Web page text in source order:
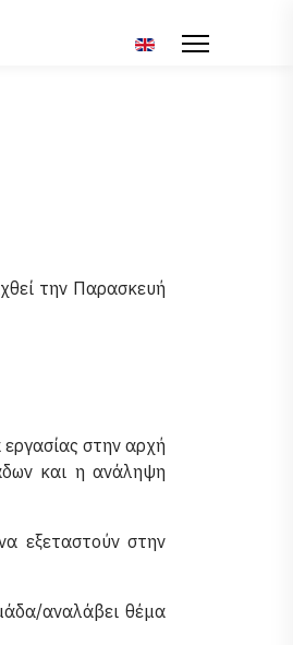
Επιλέξτε τη γλώσσα
την Παρασκευή
στην αρχή
και η ανάληψη
εξεταστούν στην
αναλάβει θέμα